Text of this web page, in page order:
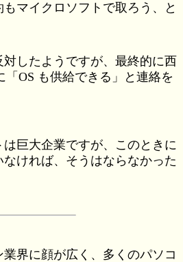
マイクロソフトで取ろう、と
対したようですが、最終的に西
OS も供給できる」と連絡を
巨大企業ですが、このときに
ければ、そうはならなかった
界に顔が広く、多くのパソコ